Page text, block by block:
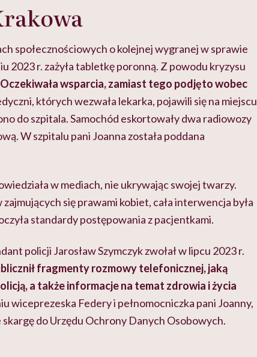
społecznościowych o kolejnej wygranej w sprawie
2023 r. zażyła tabletkę poronną. Z powodu kryzysu
Oczekiwała wsparcia, zamiast tego podjęto wobec
których wezwała lekarka, pojawili się na miejscu
do szpitala. Samochód eskortowały dwa radiowozy
W szpitalu pani Joanna została poddana
w mediach, nie ukrywając swojej twarzy.
się prawami kobiet, cała interwencja była
standardy postępowania z pacjentkami.
policji Jarosław Szymczyk zwołał w lipcu 2023 r.
fragmenty rozmowy telefonicznej, jaką
a także informacje na temat zdrowia i życia
wiceprezeska Federy i pełnomocniczka pani Joanny,
skargę do Urzędu Ochrony Danych Osobowych.